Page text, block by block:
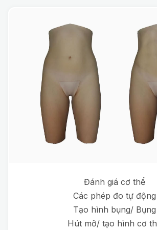
Đánh giá cơ thể
Các phép đo tự động
Tạo hình bụng/ Bụng
Hút mỡ/ tạo hình cơ